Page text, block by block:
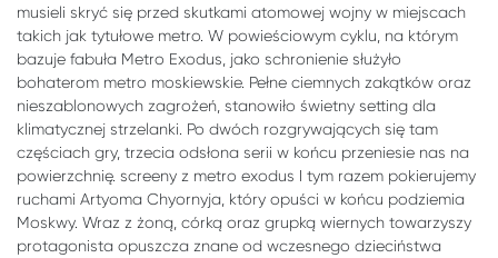
musieli skryć się przed skutkami atomowej wojny w miejscach
takich jak tytułowe metro. W powieściowym cyklu, na którym
bazuje fabuła Metro Exodus, jako schronienie służyło
bohaterom metro moskiewskie. Pełne ciemnych zakątków oraz
nieszablonowych zagrożeń, stanowiło świetny setting dla
klimatycznej strzelanki. Po dwóch rozgrywających się tam
częściach gry, trzecia odsłona serii w końcu przeniesie nas na
powierzchnię. screeny z metro exodus I tym razem pokierujemy
ruchami Artyoma Chyornyja, który opuści w końcu podziemia
Moskwy. Wraz z żoną, córką oraz grupką wiernych towarzyszy
protagonista opuszcza znane od wczesnego dzieciństwa